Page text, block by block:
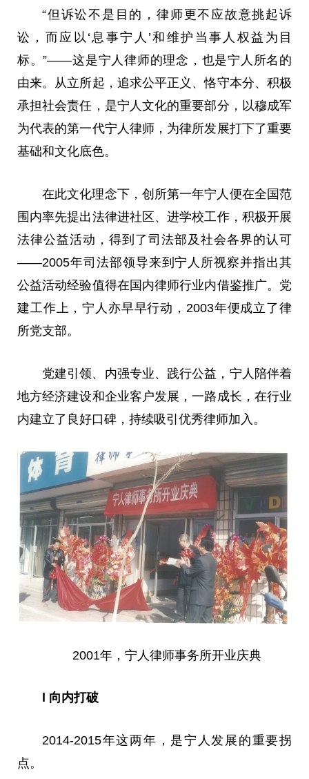
“但 诉讼不是目的，律师更不应故意挑起诉
讼 ，而应以‘息事宁人’和维护当事人权益为目
标。”——这是宁人律师的理念，也是宁人所名的
由来。从立所起，追求公平正义、恪守本分、积极
承担社会责任，是宁人文化的重要部分，以穆成军
为代表的第一代宁人律师，为律所发展打下了重要
基础和文化底色。
在此文化理念下，创所第一年宁人便在全国范
围内率先提出法律进社区、进学校工作，积极开展
法律公益活动，得到了司法部及社会各界的认可
——2005年司法部领导来到宁人所视察并指出其
公益活动经验值得在国内律师行业内借鉴推广。党
建工作上，宁人亦早早行动，2003年便成立了律
所党支部。
党建引领、内强专业、践行公益，宁人陪伴着
地方经济建设和企业客户发展，一路 成长，在行业
内建立了良好口碑，持续吸引优秀律师加入。
2001年，宁人律师事务所开业庆典
l 向内打破
2014-2015年这两年，是宁人发展的重要拐
点。